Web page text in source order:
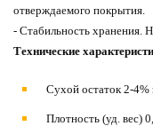
отверждаемого покрытия.
- Стабильность хранения.
Технические
Сухой остаток 2-4%
Плотность (уд. вес)